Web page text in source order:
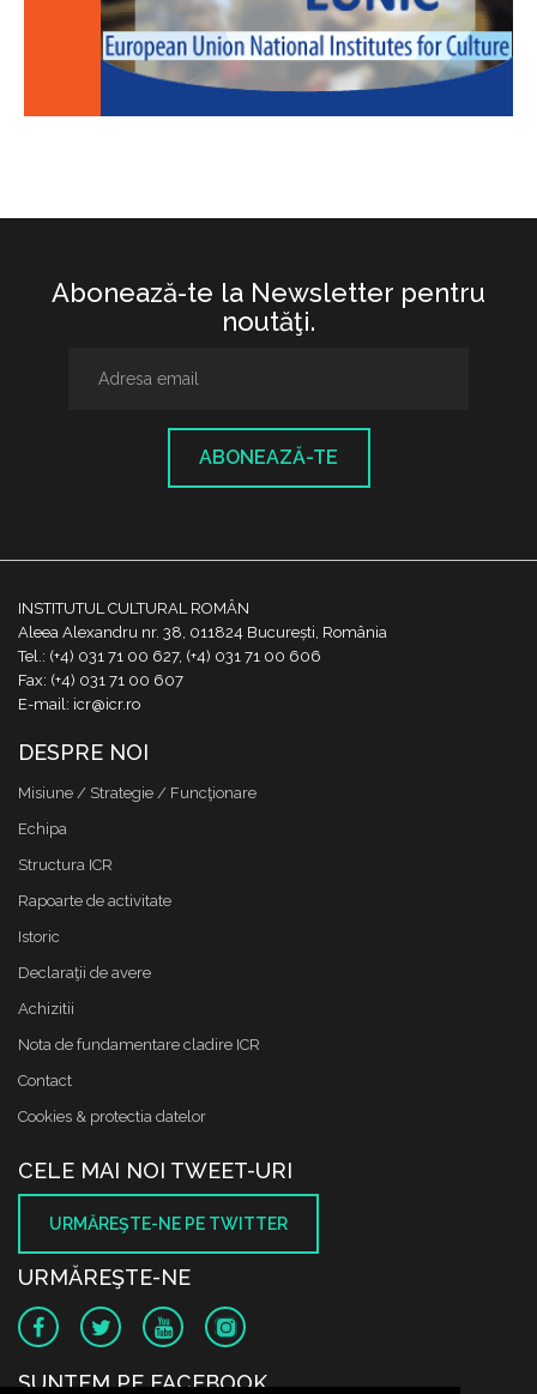
Abonează-te la Newsletter pentru
noutăţi.
ABONEAZĂ-TE
INSTITUTUL CULTURAL ROMÂN
Aleea Alexandru nr. 38, 011824 București, România
Tel.: (+4) 031 71 00 627, (+4) 031 71 00 606
Fax: (+4) 031 71 00 607
E-mail: icr@icr.ro
DESPRE NOI
Misiune / Strategie / Funcţionare
Echipa
Structura ICR
Rapoarte de activitate
Istoric
Declaraţii de avere
Achizitii
Nota de fundamentare cladire ICR
Contact
Cookies & protectia datelor
CELE MAI NOI TWEET-URI
URMĂREŞTE-NE PE TWITTER
URMĂREŞTE-NE
SUNTEM PE FACEBOOK